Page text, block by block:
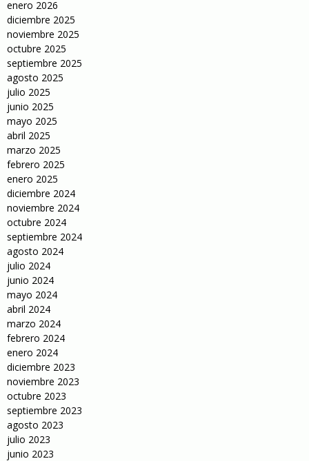
enero 2026
diciembre 2025
noviembre 2025
octubre 2025
septiembre 2025
agosto 2025
julio 2025
junio 2025
mayo 2025
abril 2025
marzo 2025
febrero 2025
enero 2025
diciembre 2024
noviembre 2024
octubre 2024
septiembre 2024
agosto 2024
julio 2024
junio 2024
mayo 2024
abril 2024
marzo 2024
febrero 2024
enero 2024
diciembre 2023
noviembre 2023
octubre 2023
septiembre 2023
agosto 2023
julio 2023
junio 2023